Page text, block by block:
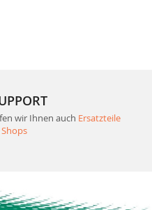
wir Ihnen auch Ersatzteile